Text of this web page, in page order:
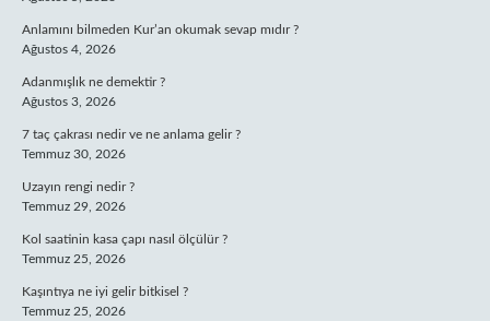
Anlamını bilmeden Kur’an okumak sevap mıdır ?
Ağustos 4, 2026
Adanmışlık ne demektir ?
Ağustos 3, 2026
7 taç çakrası nedir ve ne anlama gelir ?
Temmuz 30, 2026
Uzayın rengi nedir ?
Temmuz 29, 2026
Kol saatinin kasa çapı nasıl ölçülür ?
Temmuz 25, 2026
Kaşıntıya ne iyi gelir bitkisel ?
Temmuz 25, 2026